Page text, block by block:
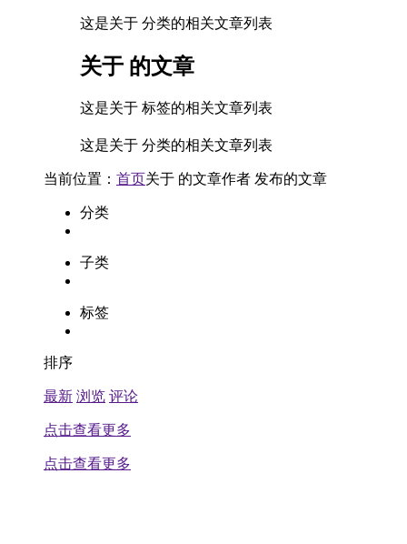
这是关于 分类的相关文章列表
关于 的文章
这是关于 标签的相关文章列表
这是关于 分类的相关文章列表
当前位置： 首页关于 的文章作者 发布的文章
分类
子类
标签
排序
最新 浏览 评论
点击查看更多
点击查看更多